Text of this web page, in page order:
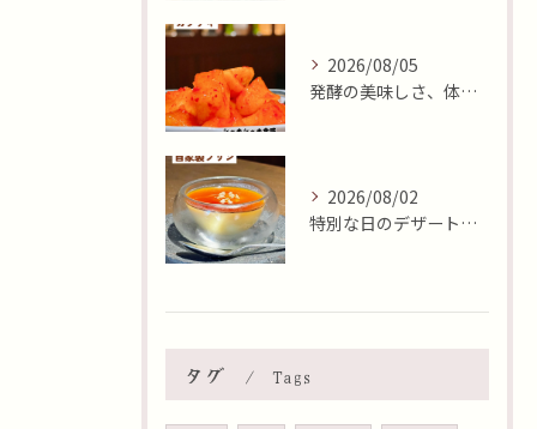
2026/08/05
発酵の美味しさ、体験しませんか？🧄
2026/08/02
特別な日のデザートはいかがですか🍮✨？本日8月2日はおやつの...
タグ Tags